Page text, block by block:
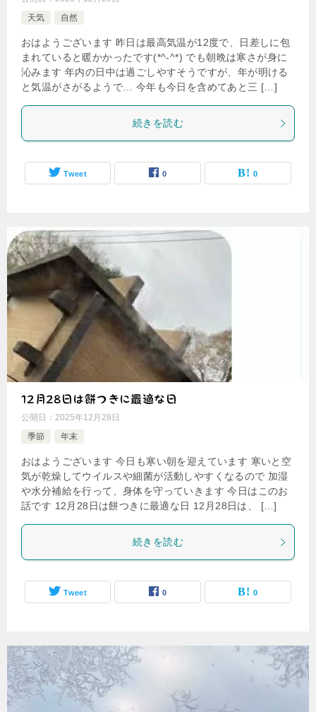
天気
自然
おはようございます 昨日は最高気温が12度で、日差しに包
まれていると暖かかったです(*^-^*) でも朝晩は寒さが身に
沁みます 年内の日中は過ごしやすそうですが、年が明ける
と気温がさがるようで… 今年も今日を含めてあと三 […]
続きを読む
Tweet 0 0
12月28日は餅つきに最適な日
公開日： 2025年12月28日
季節
年末
おはようございます 今日も寒い朝を迎えています 寒いと空
気が乾燥してウイルスや細菌が活動しやすくなるので 加湿
や水分補給を行って、身体を守っていきます 今日はこのお
話です 12月28日は餅つきに最適な日 12月28日は、 […]
続きを読む
Tweet 0 0